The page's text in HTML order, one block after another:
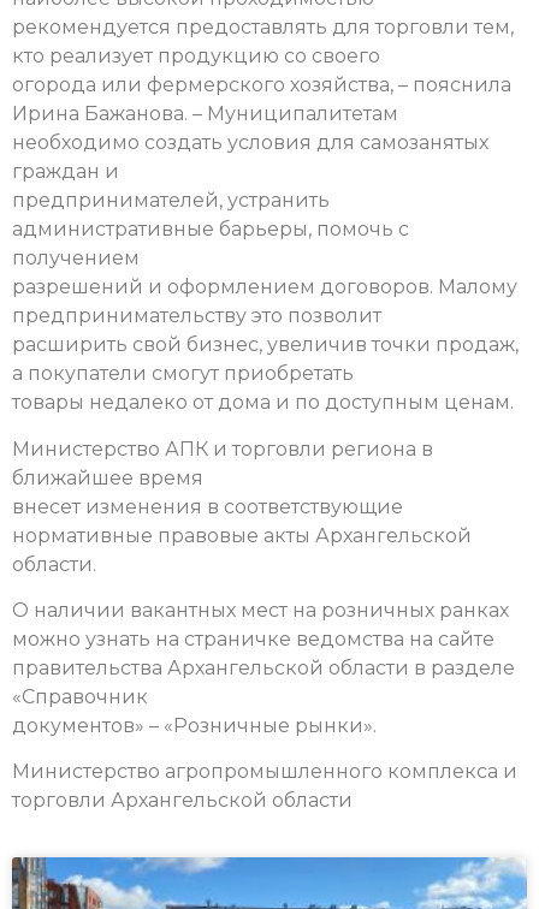
рекомендуется предоставлять для торговли тем,
кто реализует продукцию со своего
огорода или фермерского хозяйства, – пояснила
Ирина Бажанова. – Муниципалитетам
необходимо создать условия для самозанятых
граждан и
предпринимателей, устранить
административные барьеры, помочь с
получением
разрешений и оформлением договоров. Малому
предпринимательству это позволит
расширить свой бизнес, увеличив точки продаж,
а покупатели смогут приобретать
товары недалеко от дома и по доступным ценам.
Министерство АПК и торговли региона в
ближайшее время
внесет изменения в соответствующие
нормативные правовые акты Архангельской
области.
О наличии вакантных мест на розничных ранках
можно узнать на страничке ведомства на сайте
правительства Архангельской области в разделе
«Справочник
документов» – «Розничные рынки».
Министерство агропромышленного комплекса и
торговли Архангельской области